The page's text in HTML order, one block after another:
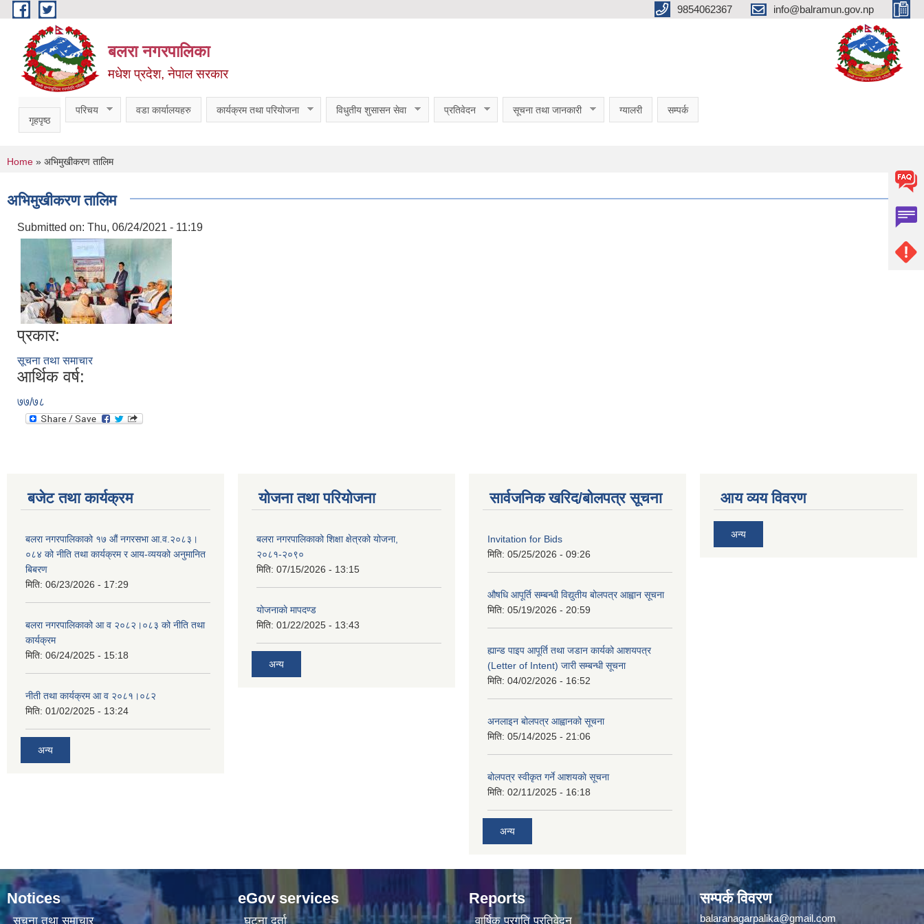
Skip to main content 9854062367 info@balramun.gov.np
बलरा नगरपालिका
मधेश प्रदेश, नेपाल सरकार
गृहपृष्ठ
परिचय वडा कार्यालयहरु कार्यक्रम तथा परियोजना विधुतीय शुसासन सेवा प्रतिवेदन सूचना तथा जानकारी ग्यालरी सम्पर्क
You are here
Home » अभिमुखीकरण तालिम
अभिमुखीकरण तालिम
Submitted on: Thu, 06/24/2021 - 11:19
प्रकार:
सूचना तथा समाचार
आर्थिक वर्ष:
७७/७८
बजेट तथा कार्यक्रम
बलरा नगरपालिकाको १७ औं नगरसभा आ.व.२०८३।
०८४ को नीति तथा कार्यक्रम र आय-व्ययको अनुमानित
बिबरण
मिति: 06/23/2026 - 17:29
बलरा नगरपालिकाको आ व २०८२।०८३ को नीति तथा
कार्यक्रम
मिति: 06/24/2025 - 15:18
नीती तथा कार्यक्रम आ व २०८१।०८२
मिति: 01/02/2025 - 13:24
अन्य
योजना तथा परियोजना
बलरा नगरपालिकाको शिक्षा क्षेत्रको योजना,
२०८१-२०९०
मिति: 07/15/2026 - 13:15
योजनाकाे मापदण्ड
मिति: 01/22/2025 - 13:43
अन्य
सार्वजनिक खरिद/बोलपत्र सूचना
Invitation for Bids
मिति: 05/25/2026 - 09:26
औषधि आपूर्ति सम्बन्धी विद्युतीय बोलपत्र आह्वान सूचना
मिति: 05/19/2026 - 20:59
ह्यान्ड पाइप आपूर्ति तथा जडान कार्यको आशयपत्र
(Letter of Intent) जारी सम्बन्धी सूचना
मिति: 04/02/2026 - 16:52
अनलाइन बोलपत्र आह्वानको सूचना
मिति: 05/14/2025 - 21:06
बोलपत्र स्वीकृत गर्ने आशयकाे सूचना
मिति: 02/11/2025 - 16:18
अन्य
आय व्यय विवरण
अन्य
Notices
सूचना तथा समाचार
eGov services
घटना दर्ता
Reports
वार्षिक प्रगति प्रतिवेदन
सम्पर्क विवरण
balaranagarpalika@gmail.com